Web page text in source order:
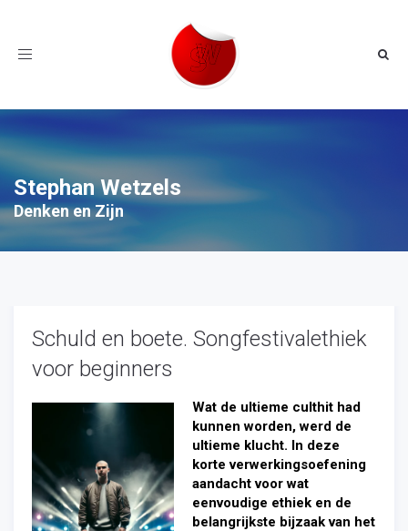
Toggle
Stephan Wetzels
Denken en Zijn
Schuld en boete. Songfestivalethiek
voor beginners
Wat de ultieme culthit had
kunnen worden, werd de
ultieme klucht. In deze
korte verwerkingsoefening
aandacht voor wat
eenvoudige ethiek en de
belangrijkste bijzaak van het